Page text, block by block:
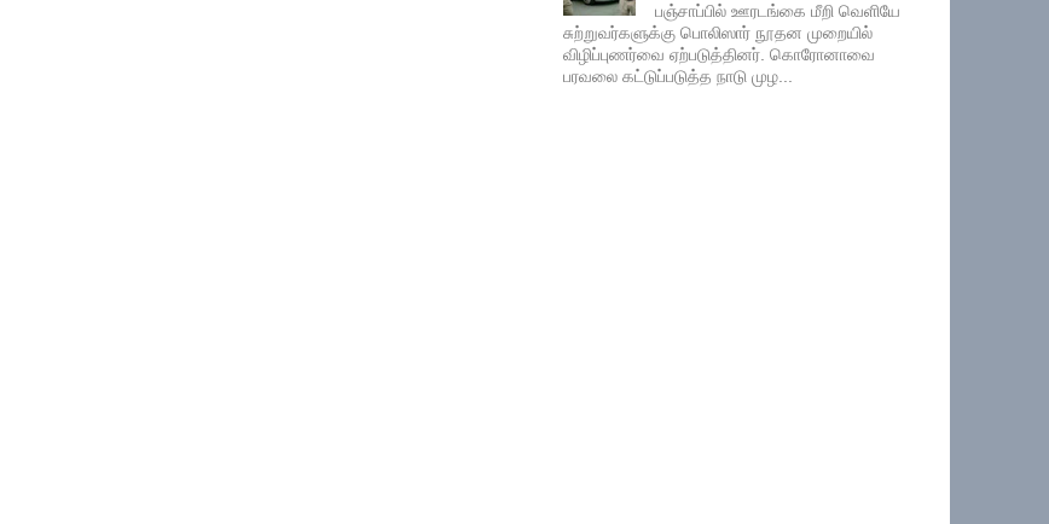
பஞ்சாப்பில் ஊரடங்கை மீறி வெளியே
சுற்றுவர்களுக்கு பொலிஸார் நூதன முறையில்
விழிப்புணர்வை ஏற்படுத்தினர். கொரோனாவை
பரவலை கட்டுப்படுத்த நாடு முழ...